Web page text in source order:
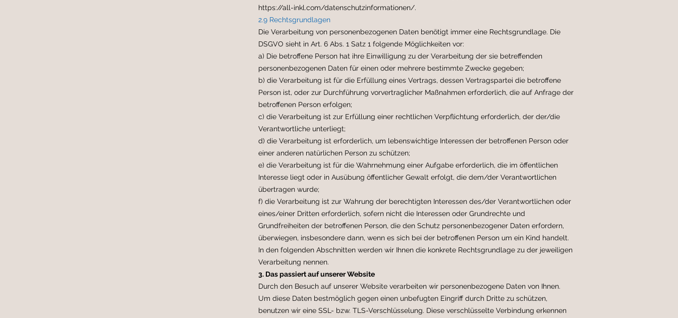
https://all-inkl.com/datenschutzinformationen/.
2.9 Rechtsgrundlagen
Die Verarbeitung von personenbezogenen Daten benötigt immer eine Rechtsgrundlage. Die
DSGVO sieht in Art. 6 Abs. 1 Satz 1 folgende Möglichkeiten vor:
a) Die betroffene Person hat ihre Einwilligung zu der Verarbeitung der sie betreffenden
personenbezogenen Daten für einen oder mehrere bestimmte Zwecke gegeben;
b) die Verarbeitung ist für die Erfüllung eines Vertrags, dessen Vertragspartei die betroffene
Person ist, oder zur Durchführung vorvertraglicher Maßnahmen erforderlich, die auf Anfrage der
betroffenen Person erfolgen;
c) die Verarbeitung ist zur Erfüllung einer rechtlichen Verpflichtung erforderlich, der der/die
Verantwortliche unterliegt;
d) die Verarbeitung ist erforderlich, um lebenswichtige Interessen der betroffenen Person oder
einer anderen natürlichen Person zu schützen;
e) die Verarbeitung ist für die Wahrnehmung einer Aufgabe erforderlich, die im öffentlichen
Interesse liegt oder in Ausübung öffentlicher Gewalt erfolgt, die dem/der Verantwortlichen
übertragen wurde;
f) die Verarbeitung ist zur Wahrung der berechtigten Interessen des/der Verantwortlichen oder
eines/einer Dritten erforderlich, sofern nicht die Interessen oder Grundrechte und
Grundfreiheiten der betroffenen Person, die den Schutz personenbezogener Daten erfordern,
überwiegen, insbesondere dann, wenn es sich bei der betroffenen Person um ein Kind handelt.
In den folgenden Abschnitten werden wir Ihnen die konkrete Rechtsgrundlage zu der jeweiligen
Verarbeitung nennen.
3. Das passiert auf unserer Website
Durch den Besuch auf unserer Website verarbeiten wir personenbezogene Daten von Ihnen.
Um diese Daten bestmöglich gegen einen unbefugten Eingriff durch Dritte zu schützen,
benutzen wir eine SSL- bzw. TLS-Verschlüsselung. Diese verschlüsselte Verbindung erkennen